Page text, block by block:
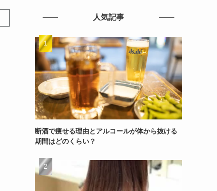
人気記事
断酒で痩せる理由とアルコールが体から抜ける
期間はどのくらい？